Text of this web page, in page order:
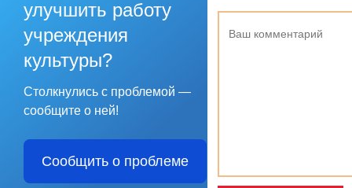
улучшить работу
учреждения
культуры?
Столкнулись с проблемой —
сообщите о ней!
Сообщить о проблеме